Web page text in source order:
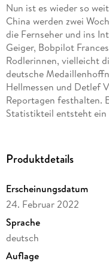
Nun ist es wieder so
China werden zwei
die Fernseher und ins
Geiger, Bobpilot
Rodlerinnen, vielleicht
deutsche
Hellmessen und Detlef
Reportagen festhalten.
Statistikteil entsteht ein
Produktdetails
Erscheinungsdatum
24. Februar 2022
Sprache
deutsch
Auflage